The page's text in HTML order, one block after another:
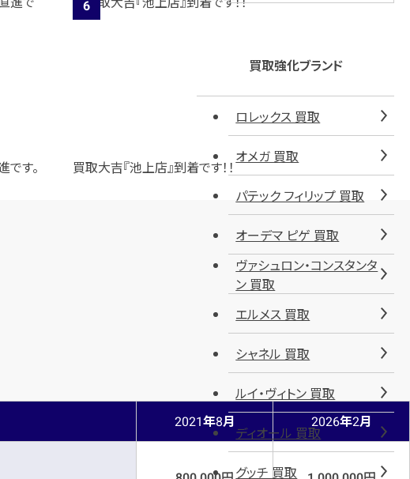
す。 買取大吉『池上店』到着です！！
2021年8月 2026年2月
買取強化ブランド
ロレックス 買取
オメガ 買取
パテック フィリップ 買取
オーデマ ピゲ 買取
ヴァシュロン・コンスタンタ
ン 買取
エルメス 買取
シャネル 買取
ルイ・ヴィトン 買取
ディオール 買取
グッチ 買取